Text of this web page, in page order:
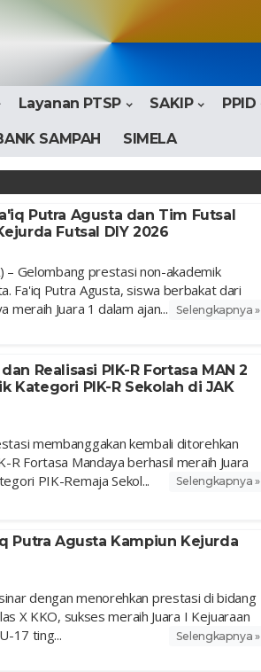
Layanan PTSP SAKIP PPID
SAMPAH SIMELA
Putra Agusta dan Tim Futsal
Futsal DIY 2026
– Gelombang prestasi non-akademik
Fa'iq Putra Agusta, siswa berbakat dari
meraih Juara 1 dalam ajan...
Selengkapnya »
Realisasi PIK-R Fortasa MAN 2
Kategori PIK-R Sekolah di JAK
membanggakan kembali ditorehkan
Fortasa Mandaya berhasil meraih Juara
PIK-Remaja Sekol...
Selengkapnya »
Putra Agusta Kampiun Kejurda
dengan menorehkan prestasi di bidang
X KKO, sukses meraih Juara I Kejuaraan
17 ting...
Selengkapnya »